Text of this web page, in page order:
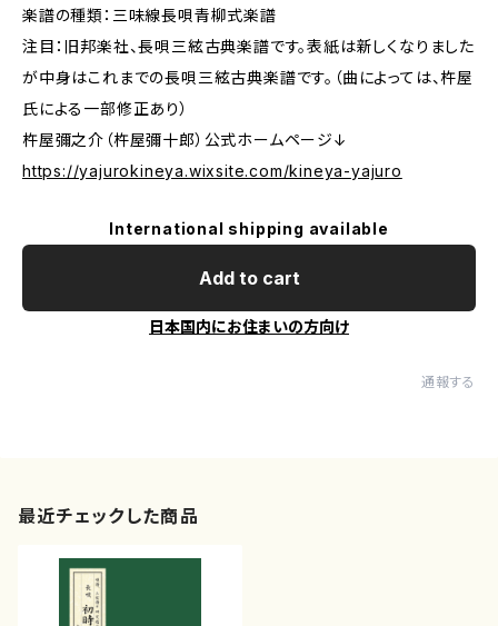
楽譜の種類：三味線長唄青柳式楽譜
注目：旧邦楽社、長唄三絃古典楽譜です。表紙は新しくなりました
が中身はこれまでの長唄三絃古典楽譜です。（曲によっては、杵屋
氏による一部修正あり）
杵屋彌之介（杵屋彌十郎）公式ホームページ↓
https://yajurokineya.wixsite.com/kineya-yajuro
International shipping available
Add to cart
日本国内にお住まいの方向け
通報する
最近チェックした商品